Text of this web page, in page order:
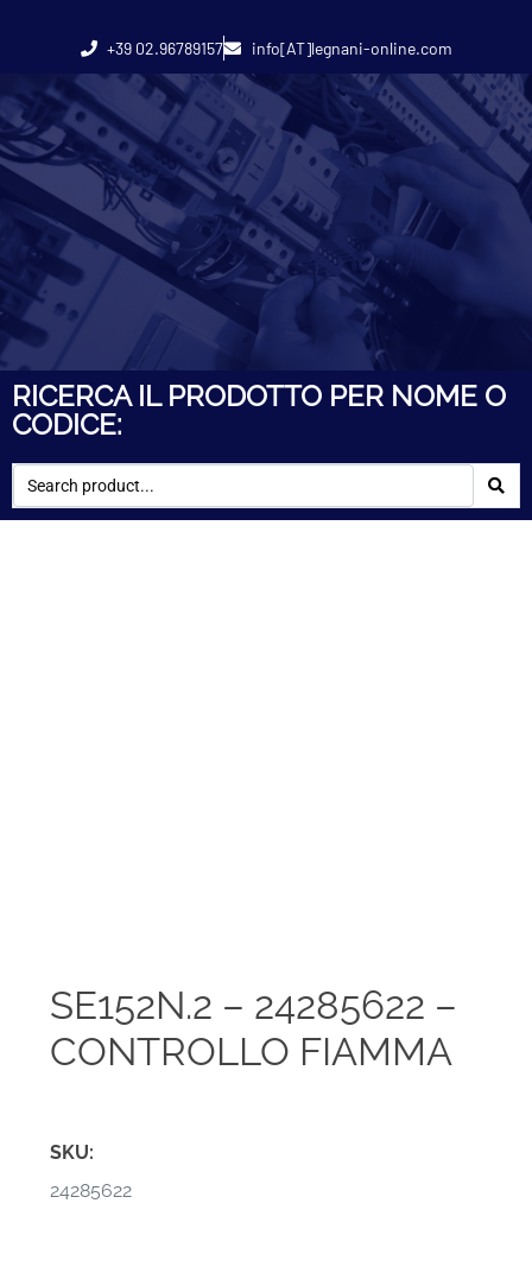
+39 02.96789157 info[AT]legnani-online.com
RICERCA IL PRODOTTO PER NOME O
CODICE:
SE152N.2 – 24285622 –
CONTROLLO FIAMMA
SKU:
24285622